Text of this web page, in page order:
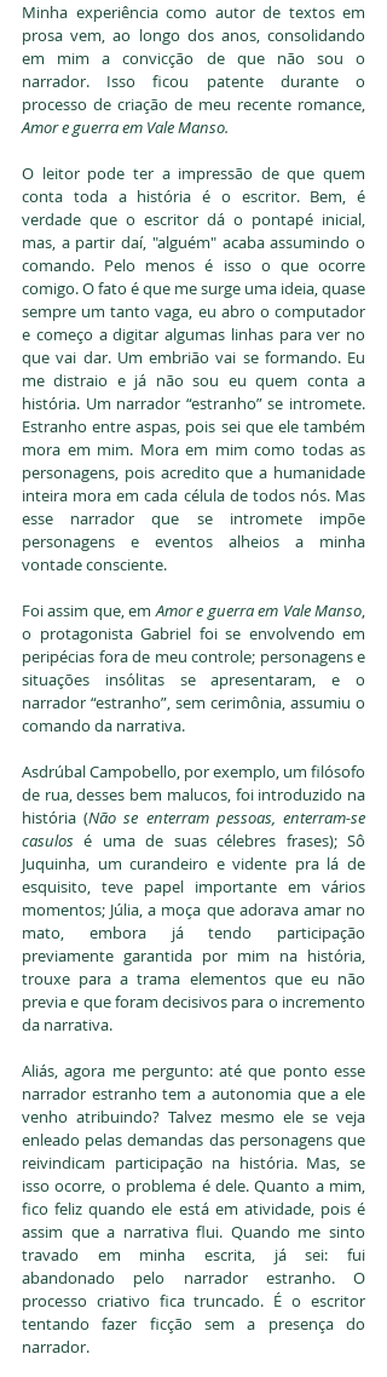
Minha experiência como autor de textos em
prosa vem, ao longo dos anos, consolidando
em mim a convicção de que não sou o
narrador. Isso ficou patente durante o
Amor e guerra em Vale Manso.
O leitor pode ter a impressão de que quem
conta toda a história é o escritor. Bem, é
verdade que o escritor dá o pontapé inicial,
mas, a partir daí, "alguém" acaba assumindo o
comando. Pelo menos é isso o que ocorre
comigo. O fato é que me surge uma ideia, quase
sempre um tanto vaga, eu abro o computador
e começo a digitar algumas linhas para ver no
que vai dar. Um embrião vai se formando. Eu
me distraio e já não sou eu quem conta a
história. Um narrador “estranho” se intromete.
Estranho entre aspas, pois sei que ele também
mora em mim. Mora em mim como todas as
personagens, pois acredito que a humanidade
inteira mora em cada célula de todos nós. Mas
esse narrador que se intromete impõe
personagens e eventos alheios a minha
vontade consciente.
Foi assim que, em Amor e guerra em Vale Manso,
o protagonista Gabriel foi se envolvendo em
peripécias fora de meu controle; personagens e
situações insólitas se apresentaram, e o
narrador “estranho”, sem cerimônia, assumiu o
comando da narrativa.
Asdrúbal Campobello, por exemplo, um filósofo
de rua, desses bem malucos, foi introduzido na
história (Não se enterram pessoas, enterram-se
casulos é uma de suas célebres frases); Sô
Juquinha, um curandeiro e vidente pra lá de
esquisito, teve papel importante em vários
momentos; Júlia, a moça que adorava amar no
mato, embora já tendo participação
previamente garantida por mim na história,
trouxe para a trama elementos que eu não
previa e que foram decisivos para o incremento
da narrativa.
Aliás, agora me pergunto: até que ponto esse
narrador estranho tem a autonomia que a ele
venho atribuindo? Talvez mesmo ele se veja
enleado pelas demandas das personagens que
reivindicam participação na história. Mas, se
isso ocorre, o problema é dele. Quanto a mim,
fico feliz quando ele está em atividade, pois é
assim que a narrativa flui. Quando me sinto
travado em minha escrita, já sei: fui
abandonado pelo narrador estranho. O
processo criativo fica truncado. É o escritor
tentando fazer ficção sem a presença do
narrador.